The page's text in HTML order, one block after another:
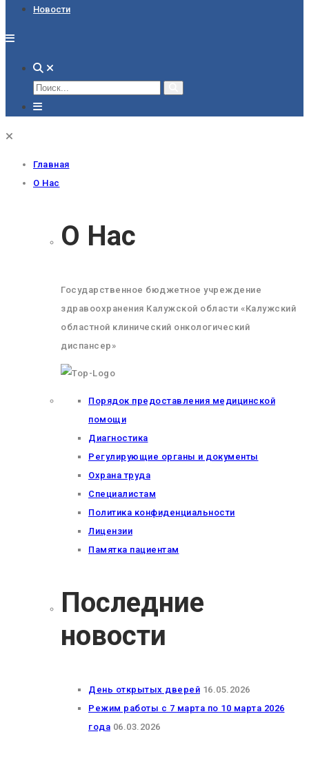
Новости
Главная
О Нас
О Нас
Государственное бюджетное учреждение
здравоохранения Калужской области «Калужский
областной клинический онкологический
диспансер»
Порядок предоставления медицинской
помощи
Диагностика
Регулирующие органы и документы
Охрана труда
Специалистам
Политика конфиденциальности
Лицензии
Памятка пациентам
Последние
новости
День открытых дверей 16.05.2026
Режим работы с 7 марта по 10 марта 2026
года 06.03.2026